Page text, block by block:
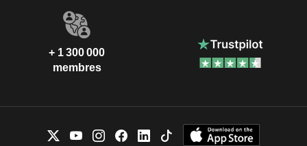
+ 1 300 000
membres